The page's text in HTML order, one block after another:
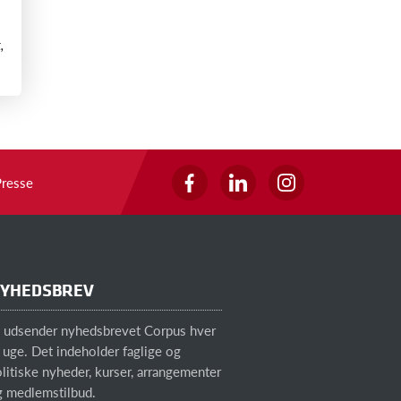
nyhedsbrevet Corpus hver
Det indeholder faglige og
nyheder, kurser, arrangementer
medlemstilbud.